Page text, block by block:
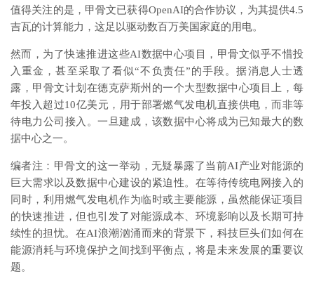
值得关注的是，甲骨文已获得OpenAI的合作协议，为其提供4.5
吉瓦的计算能力，这足以驱动数百万美国家庭的用电。
然而，为了快速推进这些AI数据中心项目，甲骨文似乎不惜投
入重金，甚至采取了看似“不负责任”的手段。据消息人士透
露，甲骨文计划在德克萨斯州的一个大型数据中心项目上，每
年投入超过10亿美元，用于部署燃气发电机直接供电，而非等
待电力公司接入。一旦建成，该数据中心将成为已知最大的数
据中心之一。
编者注：甲骨文的这一举动，无疑暴露了当前AI产业对能源的
巨大需求以及数据中心建设的紧迫性。在等待传统电网接入的
同时，利用燃气发电机作为临时或主要能源，虽然能保证项目
的快速推进，但也引发了对能源成本、环境影响以及长期可持
续性的担忧。在AI浪潮汹涌而来的背景下，科技巨头们如何在
能源消耗与环境保护之间找到平衡点，将是未来发展的重要议
题。